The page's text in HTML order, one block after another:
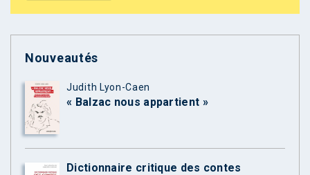
Nouveautés
Judith Lyon-Caen
« Balzac nous appartient »
Dictionnaire critique des contes